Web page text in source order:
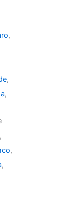
,
,
,
,
,
,